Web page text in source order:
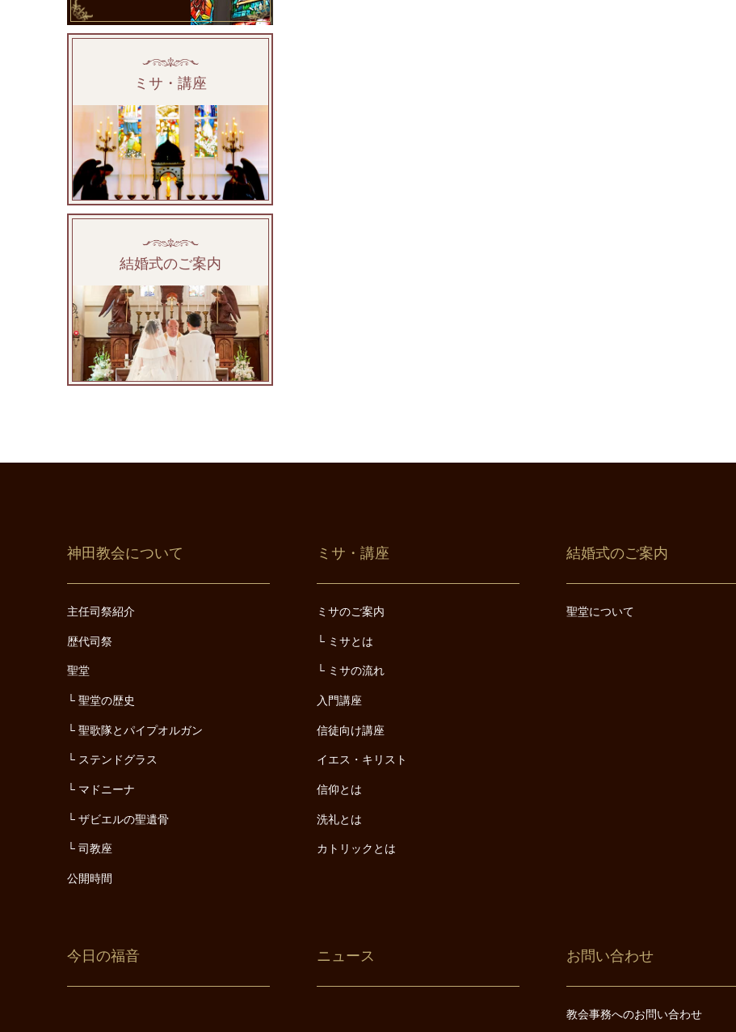
ミサ・講座
結婚式のご案内
神田教会について
主任司祭紹介
歴代司祭
聖堂
聖堂の歴史
聖歌隊とパイプオルガン
ステンドグラス
マドニーナ
ザビエルの聖遺骨
司教座
公開時間
ミサ・講座
ミサのご案内
ミサとは
ミサの流れ
入門講座
信徒向け講座
イエス・キリスト
信仰とは
洗礼とは
カトリックとは
結婚式のご案内
聖堂について
今日の福音 ニュース お問い合わせ
教会事務へのお問い合わせ